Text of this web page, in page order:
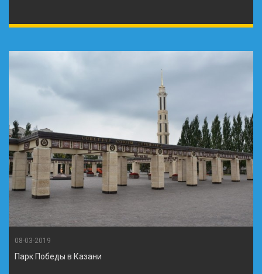
08-03-2019
Парк Победы в Казани